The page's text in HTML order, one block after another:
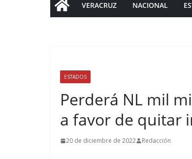
VERACRUZ NACIONAL
ESTADOS
Perderá NL mil
a favor de quitar
20 de diciembre de 2022 Redacción